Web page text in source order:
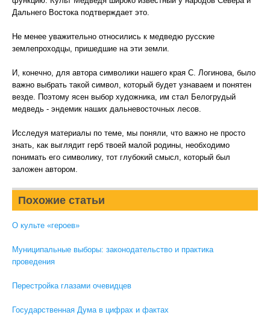
Дальнего Востока подтверждает это.
Не менее уважительно относились к медведю русские
землепроходцы, пришедшие на эти земли.
И, конечно, для автора символики нашего края С. Логинова, было
важно выбрать такой символ, который будет узнаваем и понятен
везде. Поэтому ясен выбор художника, им стал Белогрудый
медведь - эндемик наших дальневосточных лесов.
Исследуя материалы по теме, мы поняли, что важно не просто
знать, как выглядит герб твоей малой родины, необходимо
понимать его символику, тот глубокий смысл, который был
заложен автором.
Похожие статьи
О культе «героев»
Муниципальные выборы: законодательство и практика
проведения
Перестройка глазами очевидцев
Государственная Дума в цифрах и фактах